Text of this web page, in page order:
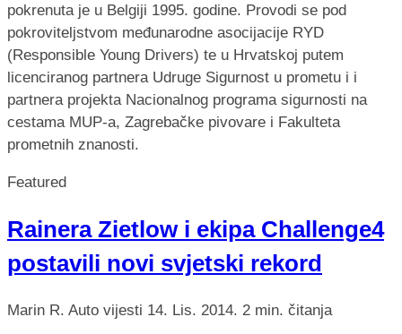
pokrenuta je u Belgiji 1995. godine. Provodi se pod
pokroviteljstvom međunarodne asocijacije RYD
(Responsible Young Drivers) te u Hrvatskoj putem
licenciranog partnera Udruge Sigurnost u prometu i i
partnera projekta Nacionalnog programa sigurnosti na
cestama MUP-a, Zagrebačke pivovare i Fakulteta
prometnih znanosti.
Featured
Rainera Zietlow i ekipa Challenge4
postavili novi svjetski rekord
Marin R. Auto vijesti 14. Lis. 2014. 2 min. čitanja